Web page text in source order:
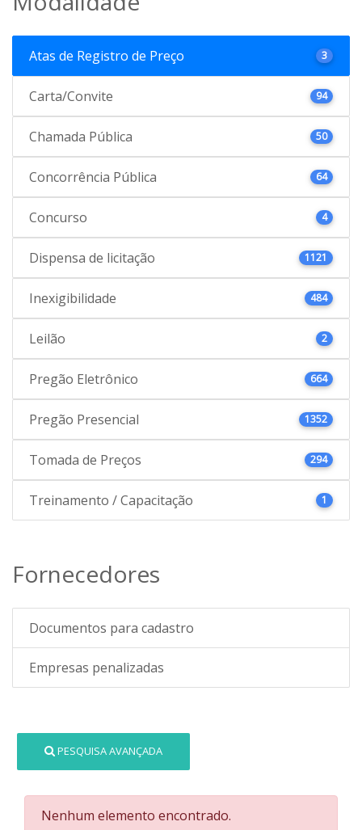
Atas de Registro de Preço 3
Carta/Convite 94
Chamada Pública 50
Concorrência Pública 64
Concurso 4
Dispensa de licitação 1121
Inexigibilidade 484
Leilão 2
Pregão Eletrônico 664
Pregão Presencial 1352
Tomada de Preços 294
Treinamento / Capacitação 1
Fornecedores
Documentos para cadastro
Empresas penalizadas
PESQUISA AVANÇADA
Nenhum elemento encontrado.